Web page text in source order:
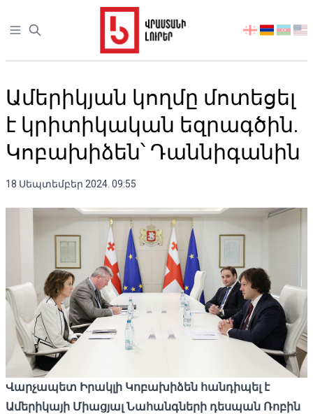
Open sidebar
აირჩიეთ
Ամերիկյան կողմը մոտեցել
է կրիտիկական եզրագծին.
Կոբախիձեն՝ Դաննիգանին
18 Սեպտեմբեր 2024. 09:55
Վարչապետ Իրակլի Կոբախիձեն հանդիպել է
Ամերիկայի Միացյալ Նահանգների դեսպան Ռոբին